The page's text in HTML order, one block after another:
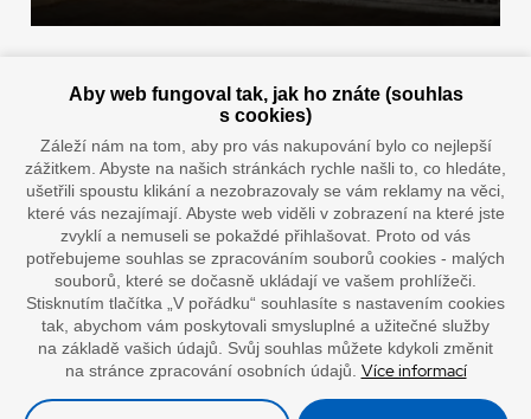
Doprava vaším oblíbeným dopravcem
”Lepíme s jistotou”
Aby web fungoval tak, jak ho znáte (souhlas
s cookies)
Záleží nám na tom, aby pro vás nakupování bylo co nejlepší
zážitkem. Abyste na našich stránkách rychle našli to, co hledáte,
ušetřili spoustu klikání a nezobrazovaly se vám reklamy na věci,
které vás nezajímají. Abyste web viděli v zobrazení na které jste
zvyklí a nemuseli se pokaždé přihlašovat. Proto od vás
potřebujeme souhlas se zpracováním souborů cookies - malých
souborů, které se dočasně ukládají ve vašem prohlížeči.
Stisknutím tlačítka „V pořádku“ souhlasíte s nastavením cookies
tak, abychom vám poskytovali smysluplné a užitečné služby
na základě vašich údajů. Svůj souhlas můžete kdykoli změnit
na stránce zpracování osobních údajů. Více informací